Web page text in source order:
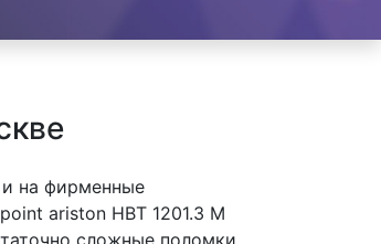
на фирменные
ariston HBT 1201.3 M
сложные поломки